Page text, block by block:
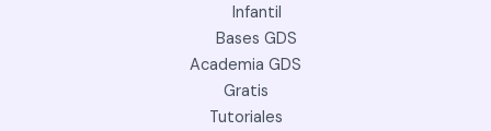
Infantil
Bases GDS
Academia GDS
Gratis
Tutoriales